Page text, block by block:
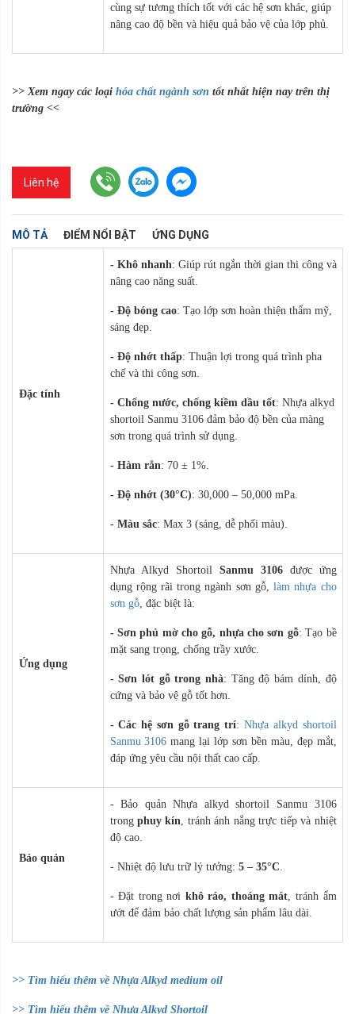
cùng sự tương thích tốt với các hệ sơn khác, giúp
nâng cao độ bền và hiệu quả bảo vệ của lớp phủ.
>> Xem ngay các loại hóa chất ngành sơn tốt nhất hiện nay trên thị
trường <<
Liên hệ
MÔ TẢ ĐIỂM NỔI BẬT ỨNG DỤNG
Đặc tính
- Khô nhanh: Giúp rút ngắn thời gian thi công và
nâng cao năng suất.
- Độ bóng cao: Tạo lớp sơn hoàn thiện thẩm mỹ,
sáng đẹp.
- Độ nhớt thấp: Thuận lợi trong quá trình pha
chế và thi công sơn.
- Chống nước, chống kiềm dầu tốt: Nhựa alkyd
shortoil Sanmu 3106 đảm bảo độ bền của màng
sơn trong quá trình sử dụng.
- Hàm rắn: 70 ± 1%.
- Độ nhớt (30°C): 30,000 – 50,000 mPa.
- Màu sắc: Max 3 (sáng, dễ phối màu).
Ứng dụng
Nhựa Alkyd Shortoil Sanmu 3106được ứng
dụng rộng rãi trong ngành sơn gỗ,làm nhựa cho
sơn gỗ, đặc biệt là:
- Sơn phủ mờ cho gỗ, nhựa cho sơn gỗ: Tạo bề
mặt sang trọng, chống trầy xước.
- Sơn lót gỗ trong nhà: Tăng độ bám dính, độ
cứng và bảo vệ gỗ tốt hơn.
- Các hệ sơn gỗ trang trí: Nhựa alkyd shortoil
Sanmu 3106 mang lại lớp sơn bền màu, đẹp mắt,
đáp ứng yêu cầu nội thất cao cấp.
Bảo quản
- Bảo quản Nhựa alkyd shortoil Sanmu 3106
trong phuy kín, tránh ánh nắng trực tiếp và nhiệt
độ cao.
- Nhiệt độ lưu trữ lý tưởng: 5 – 35°C.
- Đặt trong nơi khô ráo, thoáng mát, tránh ẩm
ướt để đảm bảo chất lượng sản phẩm lâu dài.
>> Tìm hiểu thêm về Nhựa Alkyd medium oil
>> Tìm hiểu thêm về Nhựa Alkyd Shortoil